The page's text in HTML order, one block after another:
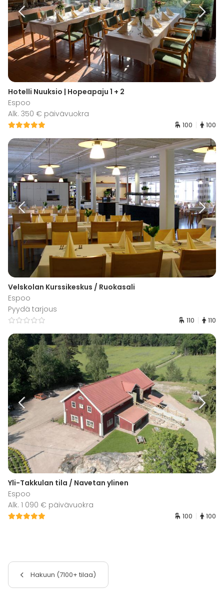
Hotelli Nuuksio | Hopeapaju 1 + 2
Espoo
Alk. 350 € päivävuokra
100 100
Velskolan Kurssikeskus / Ruokasali
Espoo
Pyydä tarjous
110 110
Yli-Takkulan tila / Navetan ylinen
Espoo
Alk. 1 090 € päivävuokra
100 100
Hakuun (7100+ tilaa)